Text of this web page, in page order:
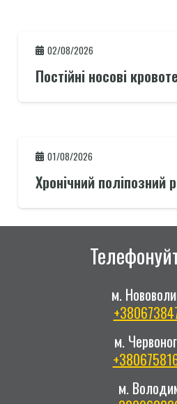
02/08/2026
Постійні носові
01/08/2026
Хронічний поліпозний
м.
м.
м.